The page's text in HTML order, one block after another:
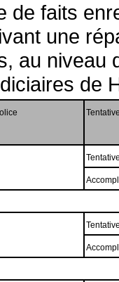
de faits
une
au niveau
de